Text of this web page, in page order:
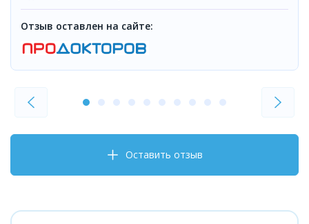
Отзыв оставлен на сайте:
Оставить отзыв